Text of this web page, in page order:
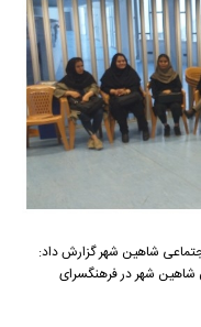
شاهین شهر گزارش داد:
شهر در فرهنگسرای